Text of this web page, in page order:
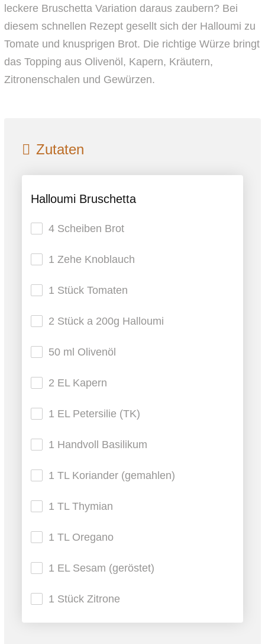
leckere Bruschetta Variation daraus zaubern? Bei
diesem schnellen Rezept gesellt sich der Halloumi zu
Tomate und knusprigen Brot. Die richtige Würze bringt
das Topping aus Olivenöl, Kapern, Kräutern,
Zitronenschalen und Gewürzen.
Zutaten
Halloumi Bruschetta
4 Scheiben Brot
1 Zehe Knoblauch
1 Stück Tomaten
2 Stück a 200g Halloumi
50 ml Olivenöl
2 EL Kapern
1 EL Petersilie (TK)
1 Handvoll Basilikum
1 TL Koriander (gemahlen)
1 TL Thymian
1 TL Oregano
1 EL Sesam (geröstet)
1 Stück Zitrone